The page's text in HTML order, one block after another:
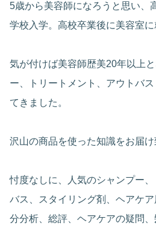
5歳から美容師になろうと思い、
学校入学。高校卒業後に美容室に
気が付けば美容師歴美20年以上
ー、トリートメント、アウトバ
てきました。
沢山の商品を使った知識をお届け
忖度なしに、人気のシャンプー
バス、スタイリング剤、ヘアケ
分分析、総評、ヘアケアの疑問